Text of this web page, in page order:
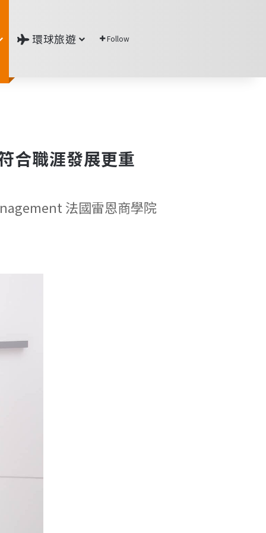
環球旅遊 Follow
職涯發展更重
法國雷恩商學院